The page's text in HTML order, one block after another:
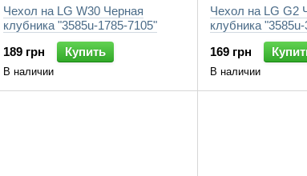
Чехол на LG W30 Черная
клубника "3585u-1785-7105"
189 грн
Купить
В наличии
Чехол на LG G2
клубника
169 грн
В наличии